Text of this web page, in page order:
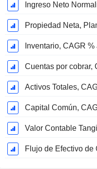
Ingreso Neto
Inventario, CAGR %
Cuentas por cobrar,
Activos Totales,
Capital Común,